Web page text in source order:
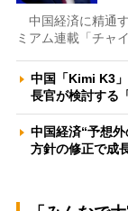
中国経済に精通
ミアム連載「チャ
中国「Kimi K3
長官が検討する
中国経済“予想
方針の修正で成